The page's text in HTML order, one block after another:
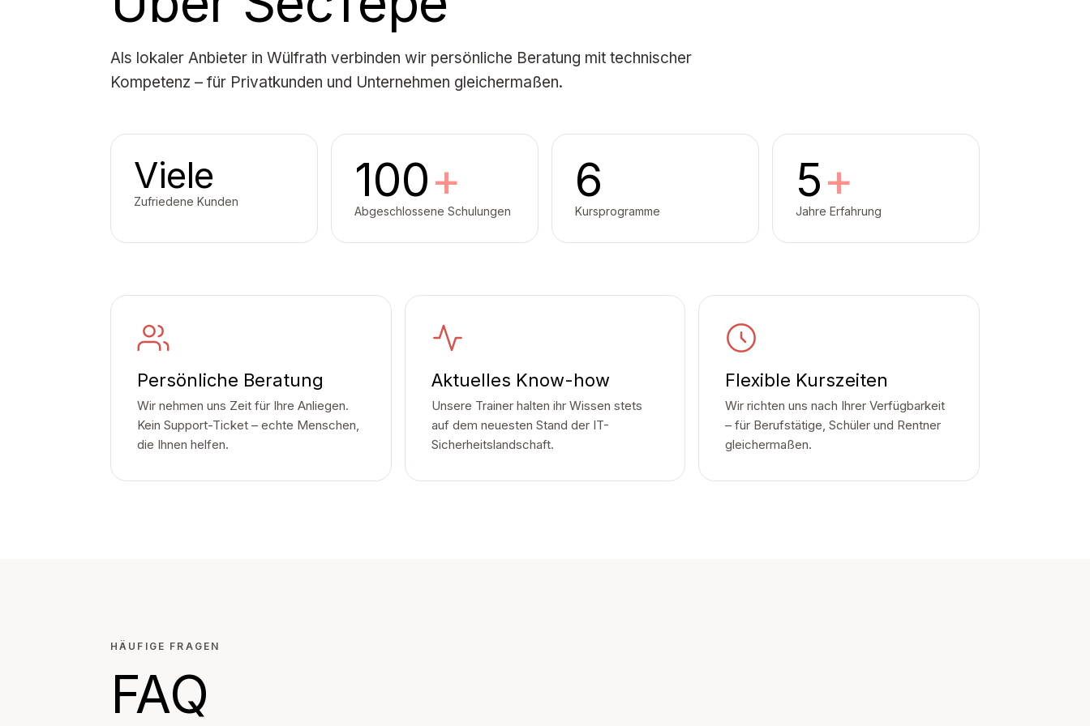
Als lokaler Anbieter in Wülfrath verbinden wir persönliche Beratung mit technischer
Kompetenz – für Privatkunden und Unternehmen gleichermaßen.
Viele
Zufriedene Kunden 100+
Abgeschlossene Schulungen
6
Kursprogramme
5+
Jahre Erfahrung
Persönliche Beratung
Wir nehmen uns Zeit für Ihre Anliegen.
Kein Support-Ticket – echte Menschen,
die Ihnen helfen.
Aktuelles Know-how
Unsere Trainer halten ihr Wissen stets
auf dem neuesten Stand der IT-
Sicherheitslandschaft.
Flexible Kurszeiten
Wir richten uns nach Ihrer Verfügbarkeit
– für Berufstätige, Schüler und Rentner
gleichermaßen.
HÄUFIGE FRAGEN
FAQ